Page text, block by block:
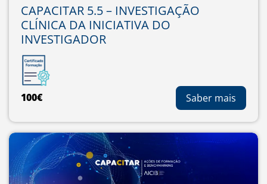
CAPACITAR 5.5 – INVESTIGAÇÃO
CLÍNICA DA INICIATIVA DO
INVESTIGADOR
100€ Saber mais